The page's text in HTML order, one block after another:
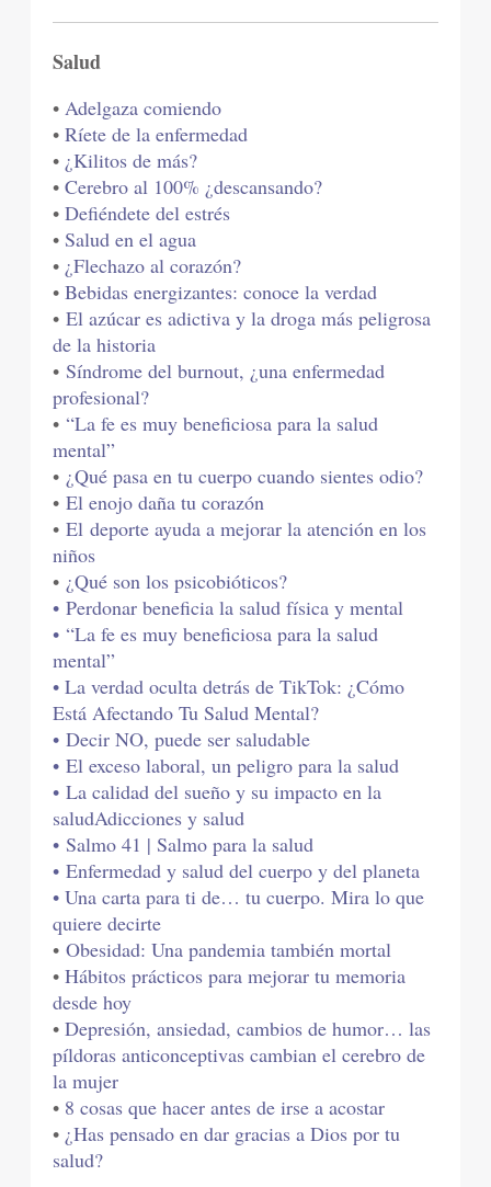
Salud
• Adelgaza comiendo
•Ríete de la enfermedad
• ¿Kilitos de más?
•Cerebro al 100% ¿descansando?
•Defiéndete del estrés
• Salud en el agua
• ¿Flechazo al corazón?
•Bebidas energizantes: conoce la verdad
•El azúcar es adictiva y la droga más peligrosa
de la historia
• Síndrome del burnout, ¿una enfermedad
profesional?
•“La fe es muy beneficiosa para la salud
mental”
• ¿Qué pasa en tu cuerpo cuando sientes odio?
•El enojo daña tu corazón
•El deporte ayuda a mejorar la atención en los
niños
• ¿Qué son los psicobióticos?
• Perdonar beneficia la salud física y mental
• “La fe es muy beneficiosa para la salud
mental”
• La verdad oculta detrás de TikTok: ¿Cómo
Está Afectando Tu Salud Mental?
• Decir NO, puede ser saludable
• El exceso laboral, un peligro para la salud
• La calidad del sueño y su impacto en la
saludAdicciones y salud
• Salmo 41 | Salmo para la salud
• Enfermedad y salud del cuerpo y del planeta
• Una carta para ti de… tu cuerpo. Mira lo que
quiere decirte
•Obesidad: Una pandemia también mortal
•Hábitos prácticos para mejorar tu memoria
desde hoy
•Depresión, ansiedad, cambios de humor… las
píldoras anticonceptivas cambian el cerebro de
la mujer
• 8 cosas que hacer antes de irse a acostar
• ¿Has pensado en dar gracias a Dios por tu
salud?